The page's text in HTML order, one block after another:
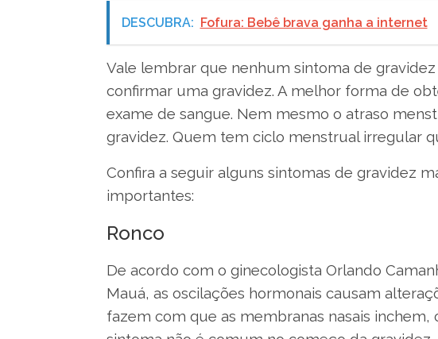
DESCUBRA: Fofura: Bebê brava ganha a internet
Vale lembrar que nenhum sintoma de
confirmar uma gravidez. A melhor forma de
exame de sangue. Nem mesmo o atraso
gravidez. Quem tem ciclo menstrual irregular
Confira a seguir alguns sintomas de gravidez
importantes:
Ronco
De acordo com o ginecologista Orlando
Mauá, as oscilações hormonais causam
fazem com que as membranas nasais inchem,